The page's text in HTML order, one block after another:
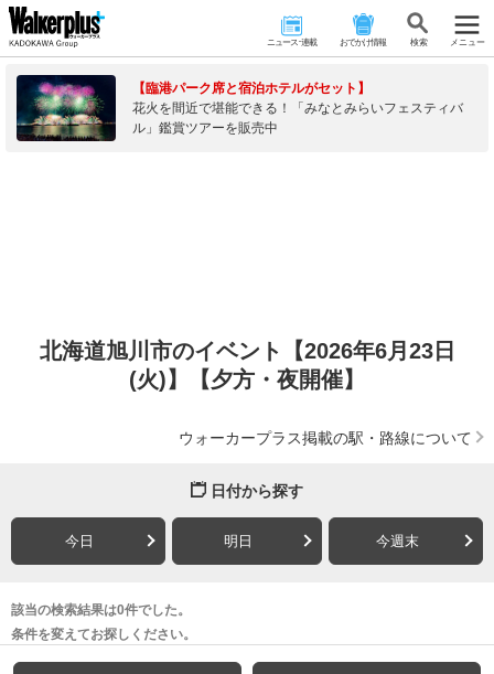
ニュース･連載 おでかけ情報 検 索 メニュー
【臨港パーク席と宿泊ホテルがセット】
花火を間近で堪能できる！「みなとみらいフェスティバ
ル」鑑賞ツアーを販売中
北海道旭川市のイベント【2026年6月23日
(火)】【夕方・夜開催】
ウォーカープラス掲載の駅・路線について
日付から探す
今日 明日 今週末
該当の検索結果は0件でした。
条件を変えてお探しください。